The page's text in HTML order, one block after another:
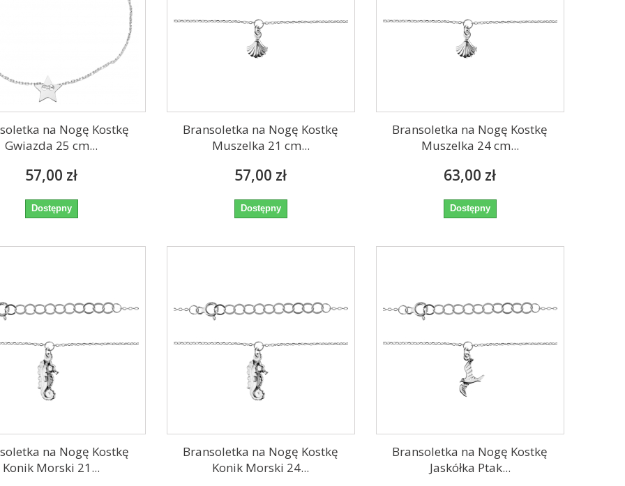
na Nogę Kostkę
Gwiazda 25 cm...
57,00 zł
Dostępny
Bransoletka na Nogę Kostkę
Muszelka 21 cm...
57,00 zł
Dostępny
Bransoletka na Nogę Kostkę
Muszelka 24 cm...
63,00 zł
Dostępny
na Nogę Kostkę
Konik Morski 21...
Bransoletka na Nogę Kostkę
Konik Morski 24...
Bransoletka na Nogę Kostkę
Jaskółka Ptak...